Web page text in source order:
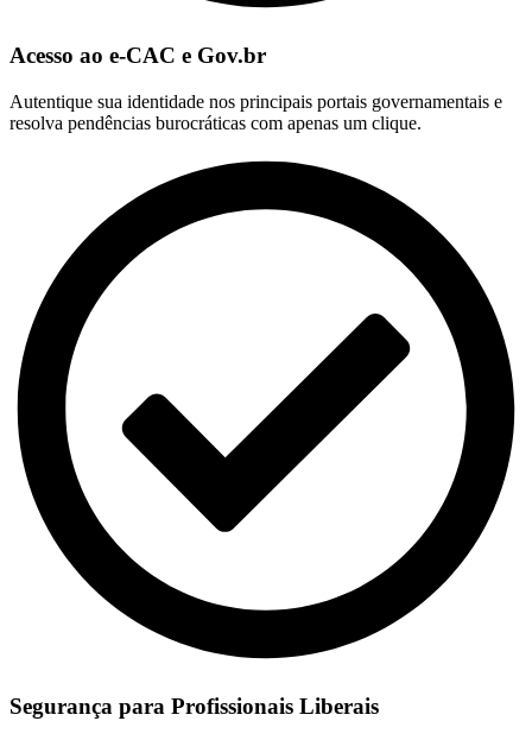
Acesso ao e-CAC e Gov.br
Autentique sua identidade nos principais portais governamentais e
resolva pendências burocráticas com apenas um clique.
Segurança para Profissionais Liberais